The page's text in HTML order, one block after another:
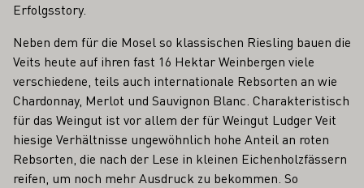
Erfolgsstory.
Neben dem für die Mosel so klassischen Riesling bauen die
Veits heute auf ihren fast 16 Hektar Weinbergen viele
verschiedene, teils auch internationale Rebsorten an wie
Chardonnay, Merlot und Sauvignon Blanc. Charakteristisch
für das Weingut ist vor allem der für Weingut Ludger Veit
hiesige Verhältnisse ungewöhnlich hohe Anteil an roten
Rebsorten, die nach der Lese in kleinen Eichenholzfässern
reifen, um noch mehr Ausdruck zu bekommen. So